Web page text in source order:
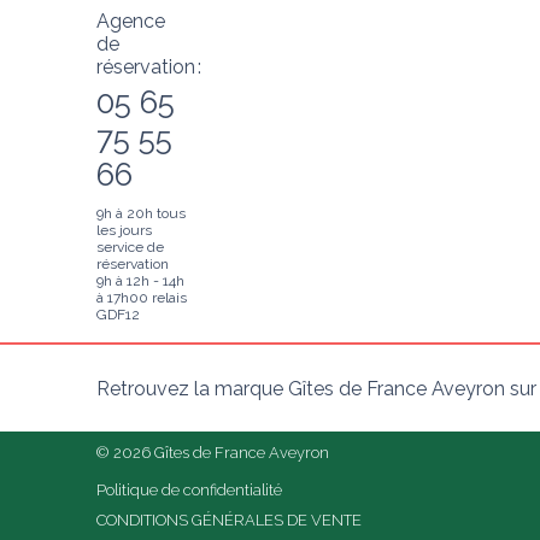
Agence
de
réservation :
05 65
75 55
66
9h à 20h tous
les jours
service de
réservation
9h à 12h - 14h
à 17h00 relais
GDF12
Retrouvez la marque Gîtes de France Aveyron
© 2026 Gîtes de France Aveyron
Politique de confidentialité
CONDITIONS GÉNÉRALES DE VENTE